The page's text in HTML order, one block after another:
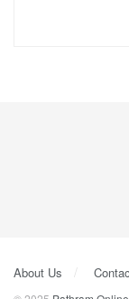
About Us